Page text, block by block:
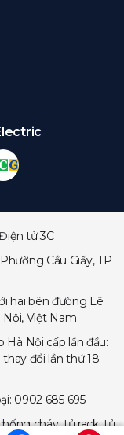
tử 3C
Cầu Giấy, TP
hai bên đường Lê
Nội, Việt Nam
Hà Nội cấp lần đầu:
thay đổi lần thứ 18:
0902 685 695
cháy, tủ rack, tủ